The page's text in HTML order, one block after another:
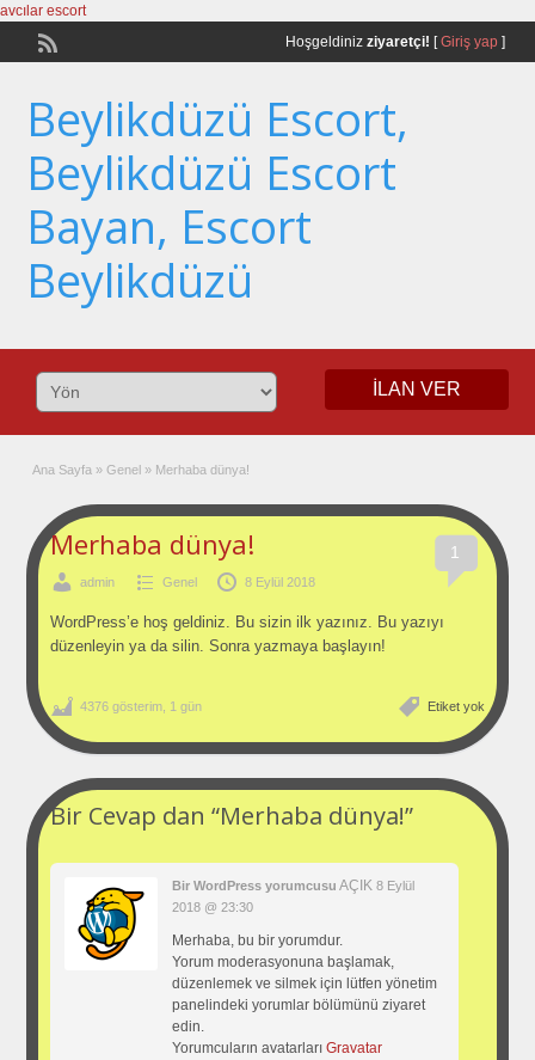
avcılar escort
Hoşgeldiniz ziyaretçi! [Giriş yap]
Beylikdüzü Escort,
Beylikdüzü Escort
Bayan, Escort
Beylikdüzü
İLAN VER
Ana Sayfa » Genel » Merhaba dünya!
1
Merhaba dünya!
admin Genel 8 Eylül 2018
WordPress’e hoş geldiniz. Bu sizin ilk yazınız. Bu yazıyı
düzenleyin ya da silin. Sonra yazmaya başlayın!
Etiket yok
4376 gösterim, 1 gün
Bir Cevap dan“Merhaba dünya!”
Bir WordPress yorumcusu AÇIK8 Eylül
2018 @ 23:30
Merhaba, bu bir yorumdur.
Yorum moderasyonuna başlamak,
düzenlemek ve silmek için lütfen yönetim
panelindeki yorumlar bölümünü ziyaret
edin.
Yorumcuların avatarlarıGravatar